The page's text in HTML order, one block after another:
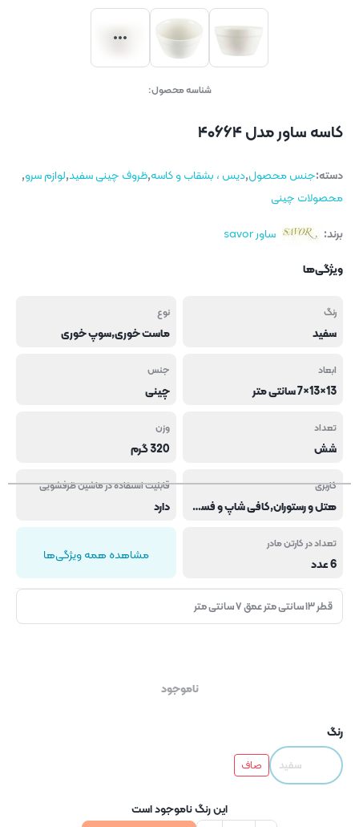
شناسه محصول:
کاسه ساور مدل ۴۰۶۶۴
دسته:جنس محصول,دیس ، بشقاب و کاسه,ظروف چینی سفید,لوازم سرو,
محصولات چینی
برند:
ساور savor
ویژگی‌ها
رنگ
سفید
نوع
ماست خوری,سوپ خوری
ابعاد
13×13×7 سانتی متر
جنس
چینی
تعداد
شش
وزن
320 گرم
کاربری
هتل و رستوران,کافی شاپ و فست فود
قابلیت استفاده در ماشین ظرفشویی
دارد
تعداد در کارتن مادر
6 عدد مشاهده همه ویژگی‌ها
قطر ۱۳ سانتی متر عمق ۷ سانتی متر
ناموجود
رنگ
سفید صاف
این رنگ ناموجود است